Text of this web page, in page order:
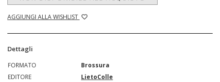
AGGIUNGI ALLA WISHLIST
Dettagli
FORMATO
Brossura
EDITORE
LietoColle